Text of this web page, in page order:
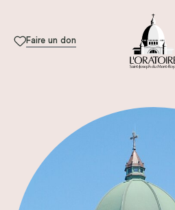
Faire un don